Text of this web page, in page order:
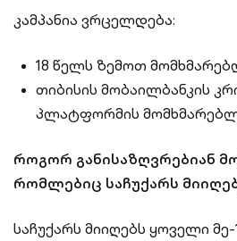
კამპანია ვრცელდება:
18 წელს ზემოთ
თიბისის მობაილბანკის
პლატფორმის
როგორ განისაზღვრებიან
რომლებიც საჩუქარს
საჩუქარს მიიღებს ყოველი